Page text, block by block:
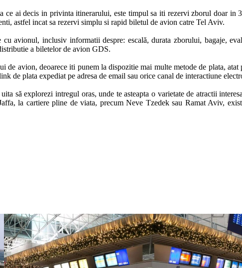
ce ai decis in privinta itinerarului, este timpul sa iti rezervi zborul doar
astfel incat sa rezervi simplu si rapid biletul de avion catre Tel Aviv.
avionul, inclusiv informatii despre: escală, durata zborului, bagaje,
a biletelor de avion GDS.
avion, deoarece iti punem la dispozitie mai multe metode de plata,
de plata expediat pe adresa de email sau orice canal de interactiune
să explorezi intregul oras, unde te asteapta o varietate de atractii
la cartiere pline de viata, precum Neve Tzedek sau Ramat Aviv,